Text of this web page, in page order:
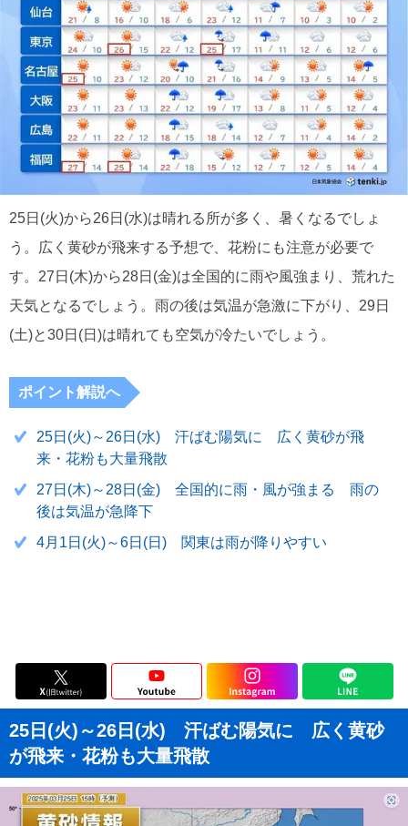
25日(火)から26日(水)は晴れる所が多く、暑くなるでしょ
う。広く黄砂が飛来する予想で、花粉にも注意が必要で
す。27日(木)から28日(金)は全国的に雨や風強まり、荒れた
天気となるでしょう。雨の後は気温が急激に下がり、29日
(土)と30日(日)は晴れても空気が冷たいでしょう。
ポイント解説へ
25日(火)～26日(水) 汗ばむ陽気に 広く黄砂が飛
来・花粉も大量飛散
27日(木)～28日(金) 全国的に雨・風が強まる 雨の
後は気温が急降下
4月1日(火)～6日(日) 関東は雨が降りやすい
25日(火)～26日(水) 汗ばむ陽気に 広く黄砂
が飛来・花粉も大量飛散